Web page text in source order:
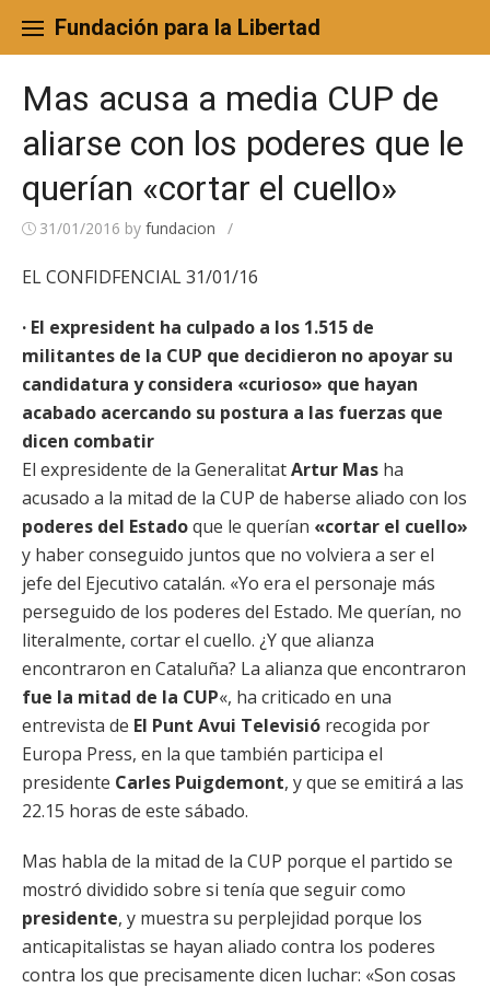
content
Fundación para la Libertad
Mas acusa a media CUP de
aliarse con los poderes que le
querían «cortar el cuello»
31/01/2016 by fundacion /
EL CONFIDFENCIAL 31/01/16
· El expresident ha culpado a los 1.515 de
militantes de la CUP que decidieron no apoyar su
candidatura y considera «curioso» que hayan
acabado acercando su postura a las fuerzas que
dicen combatir
El expresidente de la GeneralitatArtur Mas ha
acusado a la mitad de la CUP de haberse aliado con los
poderes del Estadoque le querían «cortar el cuello»
y haber conseguido juntos que no volviera a ser el
jefe del Ejecutivo catalán. «Yo era el personaje más
perseguido de los poderes del Estado. Me querían, no
literalmente, cortar el cuello. ¿Y que alianza
encontraron en Cataluña? La alianza que encontraron
fue la mitad de la CUP«, ha criticado en una
entrevista de El Punt Avui Televisió recogida por
Europa Press, en la que también participa el
presidente Carles Puigdemont, y que se emitirá a las
22.15 horas de este sábado.
Mas habla de la mitad de la CUP porque el partido se
mostró dividido sobre si tenía que seguir como
presidente, y muestra su perplejidad porque los
anticapitalistas se hayan aliado contra los poderes
contra los que precisamente dicen luchar: «Son cosas